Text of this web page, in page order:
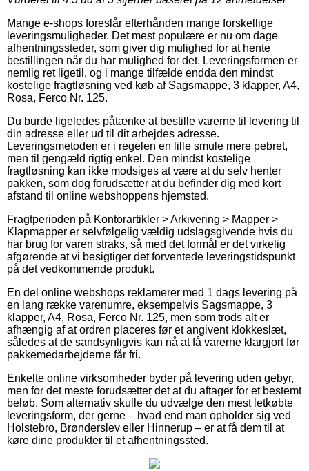
Mange e-shops foreslår efterhånden mange forskellige
leveringsmuligheder. Det mest populære er nu om dage
afhentningssteder, som giver dig mulighed for at hente
bestillingen når du har mulighed for det. Leveringsformen er
nemlig ret ligetil, og i mange tilfælde endda den mindst
kostelige fragtløsning ved køb af Sagsmappe, 3 klapper, A4,
Rosa, Ferco Nr. 125.
Du burde ligeledes påtænke at bestille varerne til levering til
din adresse eller ud til dit arbejdes adresse.
Leveringsmetoden er i regelen en lille smule mere pebret,
men til gengæld rigtig enkel. Den mindst kostelige
fragtløsning kan ikke modsiges at være at du selv henter
pakken, som dog forudsætter at du befinder dig med kort
afstand til online webshoppens hjemsted.
Fragtperioden på Kontorartikler > Arkivering > Mapper >
Klapmapper er selvfølgelig vældig udslagsgivende hvis du
har brug for varen straks, så med det formål er det virkelig
afgørende at vi besigtiger det forventede leveringstidspunkt
på det vedkommende produkt.
En del online webshops reklamerer med 1 dags levering på
en lang række varenumre, eksempelvis Sagsmappe, 3
klapper, A4, Rosa, Ferco Nr. 125, men som trods alt er
afhængig af at ordren placeres før et angivent klokkeslæt,
således at de sandsynligvis kan nå at få varerne klargjort før
pakkemedarbejderne får fri.
Enkelte online virksomheder byder på levering uden gebyr,
men for det meste forudsætter det at du aftager for et bestemt
beløb. Som alternativ skulle du udvælge den mest letkøbte
leveringsform, der gerne – hvad end man opholder sig ved
Holstebro, Brønderslev eller Hinnerup – er at få dem til at
køre dine produkter til et afhentningssted.